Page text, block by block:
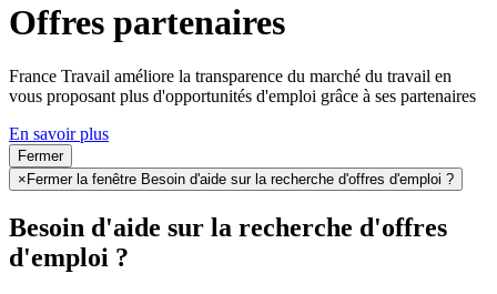
Offres partenaires
France Travail améliore la transparence du marché du travail en
vous proposant plus d'opportunités d'emploi grâce à ses partenaires
En savoir plus
Fermer
× Fermer la fenêtre Besoin d'aide sur la recherche d'offres d'emploi ?
Besoin d'aide sur la recherche d'offres
d'emploi ?